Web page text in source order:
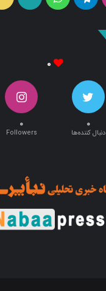
۰
۰
دنبال کننده‌ها
۰
Followers